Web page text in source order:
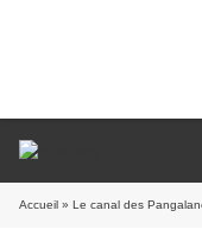
Accueil » Le canal des